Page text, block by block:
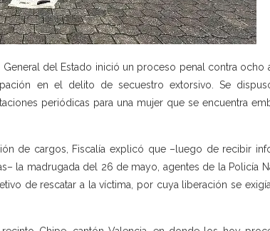
General del Estado inició un proceso penal contra ocho
en el delito de secuestro extorsivo. Se
periódicas para una mujer que se encuentra
de cargos, Fiscalía explicó que –luego de recibir
la madrugada del 26 de mayo, agentes de la Policía
de rescatar a la víctima, por cuya liberación se